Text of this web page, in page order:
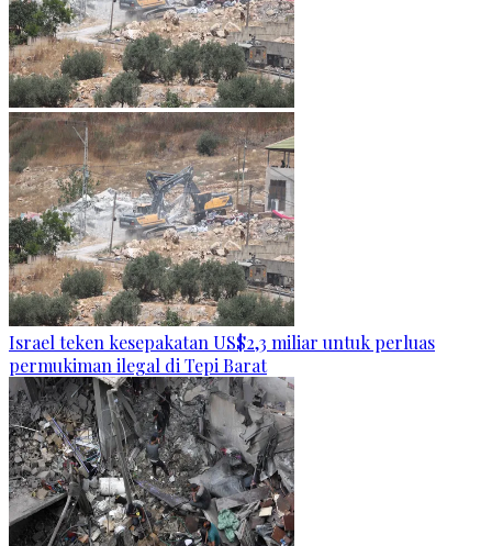
Israel teken kesepakatan US$2,3 miliar untuk perluas
permukiman ilegal di Tepi Barat